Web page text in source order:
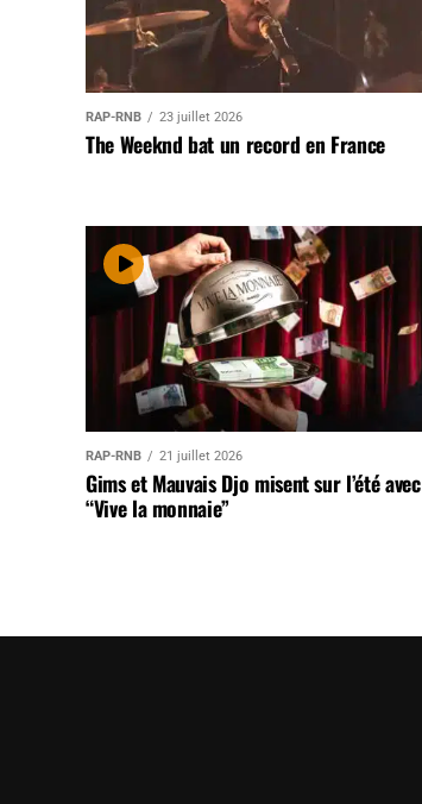
RAP-RNB 23 juillet 2026
The Weeknd bat un record en France
RAP-RNB 21 juillet 2026
Gims et Mauvais Djo misent sur l’été avec
“Vive la monnaie”